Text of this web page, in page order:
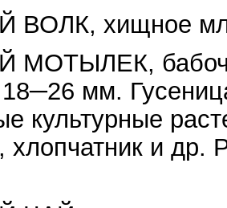
ВОЛК, хищное
МОТЫЛЕК,
мм.
культурные
хлопчатник и др.